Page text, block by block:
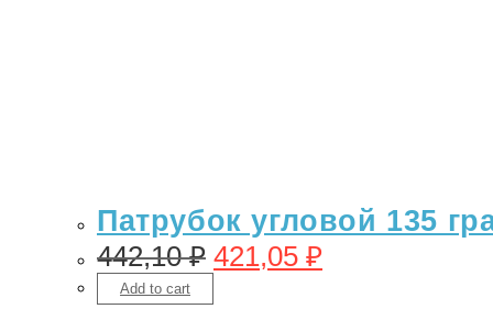
Патрубок угловой 135
442,10₽ 421,05 ₽
Add to cart